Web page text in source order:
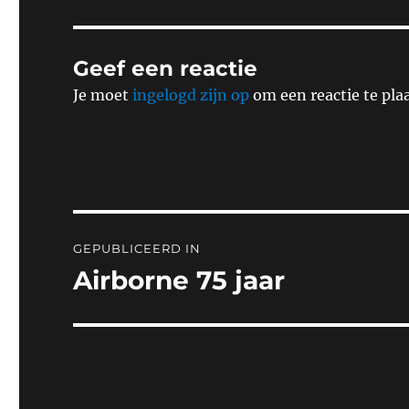
Geef een reactie
Je moetingelogd zijn op om een reactie te
navigatie
GEPUBLICEERD IN
Airborne 75 jaar